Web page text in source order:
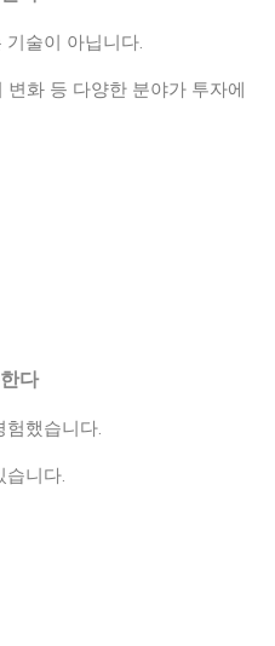
술이 아닙니다.
변화 등 다양한 분야가 투자에
다
했습니다.
니다.